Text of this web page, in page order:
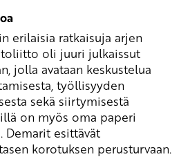
erilaisia ratkaisuja arjen
oli juuri julkaissut
jolla avataan keskustelua
työllisyyden
sekä siirtymisestä
on myös oma paperi
Demarit esittävät
korotuksen perusturvaan.